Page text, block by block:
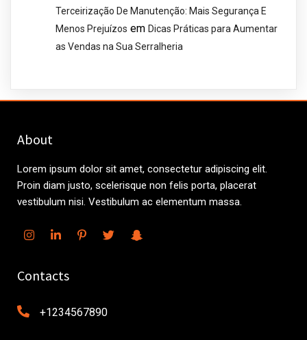
Terceirização De Manutenção: Mais Segurança E
Menos Prejuízos em Dicas Práticas para Aumentar
as Vendas na Sua Serralheria
About
Lorem ipsum dolor sit amet, consectetur adipiscing elit.
Proin diam justo, scelerisque non felis porta, placerat
vestibulum nisi. Vestibulum ac elementum massa.
Contacts
+1234567890